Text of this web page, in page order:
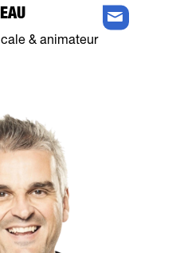
& animateur